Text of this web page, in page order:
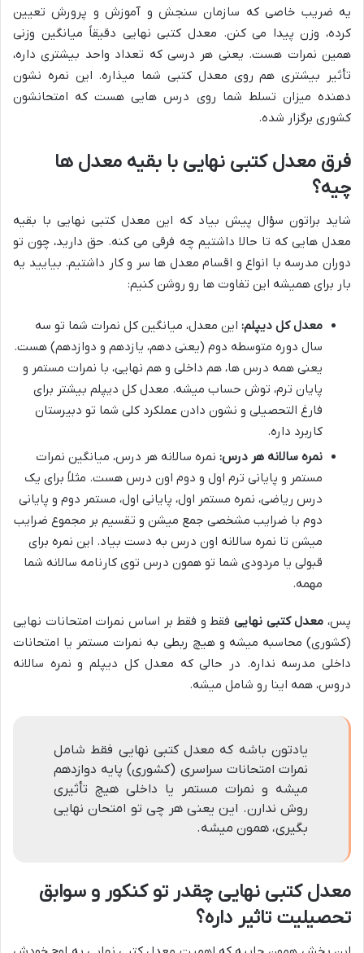
یه ضریب خاصی که سازمان سنجش و آموزش و پرورش تعیین
کرده، وزن پیدا می کنن. معدل کتبی نهایی دقیقاً میانگین وزنی
همین نمرات هست. یعنی هر درسی که تعداد واحد بیشتری داره،
تأثیر بیشتری هم روی معدل کتبی شما میذاره. این نمره نشون
دهنده میزان تسلط شما روی درس هایی هست که امتحانشون
کشوری برگزار شده.
فرق معدل کتبی نهایی با بقیه معدل ها
چیه؟
شاید براتون سؤال پیش بیاد که این معدل کتبی نهایی با بقیه
معدل هایی که تا حالا داشتیم چه فرقی می کنه. حق دارید، چون تو
دوران مدرسه با انواع و اقسام معدل ها سر و کار داشتیم. بیایید یه
بار برای همیشه این تفاوت ها رو روشن کنیم:
معدل کل دیپلم: این معدل، میانگین کل نمرات شما تو سه
سال دوره متوسطه دوم (یعنی دهم، یازدهم و دوازدهم) هست.
یعنی همه درس ها، هم داخلی و هم نهایی، با نمرات مستمر و
پایان ترم، توش حساب میشه. معدل کل دیپلم بیشتر برای
فارغ التحصیلی و نشون دادن عملکرد کلی شما تو دبیرستان
کاربرد داره.
نمره سالانه هر درس: نمره سالانه هر درس، میانگین نمرات
مستمر و پایانی ترم اول و دوم اون درس هست. مثلاً برای یک
درس ریاضی، نمره مستمر اول، پایانی اول، مستمر دوم و پایانی
دوم با ضرایب مشخصی جمع میشن و تقسیم بر مجموع ضرایب
میشن تا نمره سالانه اون درس به دست بیاد. این نمره برای
قبولی یا مردودی شما تو همون درس توی کارنامه سالانه شما
مهمه.
پس، معدل کتبی نهاییفقط و فقط بر اساس نمرات امتحانات نهایی
(کشوری) محاسبه میشه و هیچ ربطی به نمرات مستمر یا امتحانات
داخلی مدرسه نداره. در حالی که معدل کل دیپلم و نمره سالانه
دروس، همه اینا رو شامل میشه.
یادتون باشه که معدل کتبی نهایی فقط شامل
نمرات امتحانات سراسری (کشوری) پایه دوازدهم
میشه و نمرات مستمر یا داخلی هیچ تأثیری
روش ندارن. این یعنی هر چی تو امتحان نهایی
بگیری، همون میشه.
معدل کتبی نهایی چقدر تو کنکور و سوابق
تحصیلیت تاثیر داره؟